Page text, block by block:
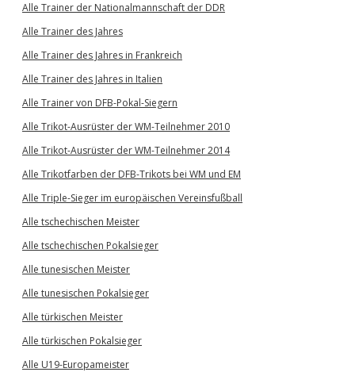
Alle Trainer der Nationalmannschaft der DDR
Alle Trainer des Jahres
Alle Trainer des Jahres in Frankreich
Alle Trainer des Jahres in Italien
Alle Trainer von DFB-Pokal-Siegern
Alle Trikot-Ausrüster der WM-Teilnehmer 2010
Alle Trikot-Ausrüster der WM-Teilnehmer 2014
Alle Trikotfarben der DFB-Trikots bei WM und EM
Alle Triple-Sieger im europäischen Vereinsfußball
Alle tschechischen Meister
Alle tschechischen Pokalsieger
Alle tunesischen Meister
Alle tunesischen Pokalsieger
Alle türkischen Meister
Alle türkischen Pokalsieger
Alle U19-Europameister